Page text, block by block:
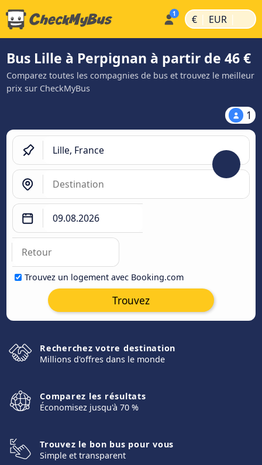
€ | EUR |
Bus Lille à Perpignan à partir de 46 €
Comparez toutes les compagnies de bus et trouvez le meilleur
prix sur CheckMyBus
1
Trouvez un logement avec Booking.com
Trouvez
Recherchez votre destination
Millions d'offres dans le monde
Comparez les résultats
Économisez jusqu'à 70 %
Trouvez le bon bus pour vous
Simple et transparent